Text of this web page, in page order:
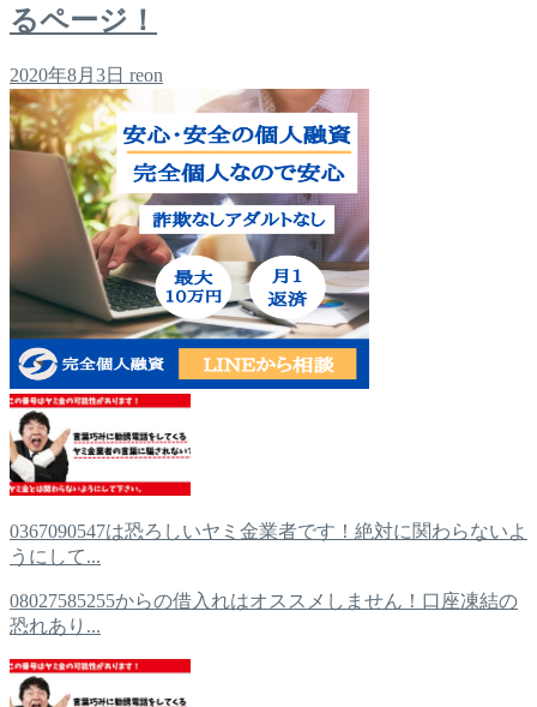
るページ！
2020年8月3日 reon
0367090547は恐ろしいヤミ金業者です！絶対に関わらないよ
うにして...
08027585255からの借入れはオススメしません！口座凍結の
恐れあり...